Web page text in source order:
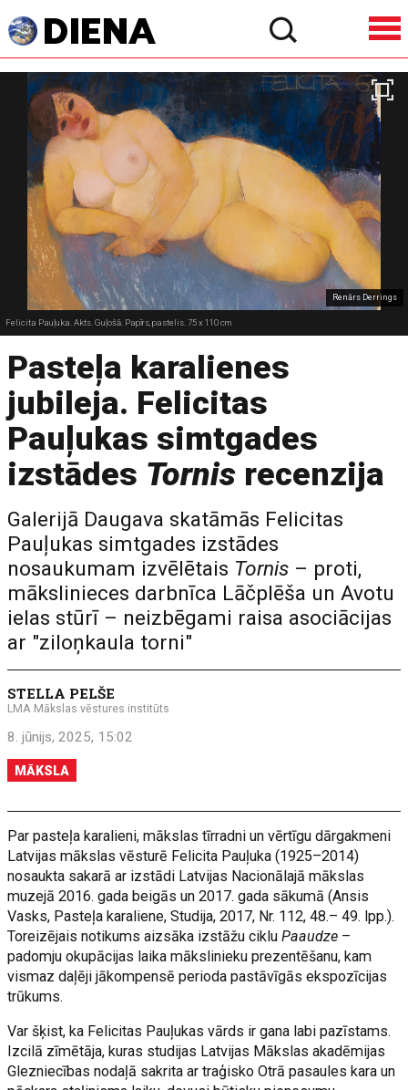
Renārs Derrings
Felicita Pauļuka. Akts. Guļošā. Papīrs, pastelis. 75 x 110 cm
Pasteļa karalienes
jubileja. Felicitas
Pauļukas simtgades
izstādes Tornis recenzija
Galerijā Daugava skatāmās Felicitas
Pauļukas simtgades izstādes
nosaukumam izvēlētais Tornis – proti,
mākslinieces darbnīca Lāčplēša un Avotu
ielas stūrī – neizbēgami raisa asociācijas
ar "ziloņkaula torni"
STELLA PELŠE
LMA Mākslas vēstures institūts
8. jūnijs, 2025, 15:02
MĀKSLA
Par pasteļa karalieni, mākslas tīrradni un vērtīgu dārgakmeni
Latvijas mākslas vēsturē Felicita Pauļuka (1925–2014)
nosaukta sakarā ar izstādi Latvijas Nacionālajā mākslas
muzejā 2016. gada beigās un 2017. gada sākumā (Ansis
Vasks, Pasteļa karaliene, Studija, 2017, Nr. 112, 48.– 49. lpp.).
Toreizējais notikums aizsāka izstāžu cikluPaaudze –
padomju okupācijas laika mākslinieku prezentēšanu, kam
vismaz daļēji jākompensē perioda pastāvīgās ekspozīcijas
trūkums.
Var šķist, ka Felicitas Pauļukas vārds ir gana labi pazīstams.
Izcilā zīmētāja, kuras studijas Latvijas Mākslas akadēmijas
Glezniecības nodaļā sakrita ar traģisko Otrā pasaules kara un